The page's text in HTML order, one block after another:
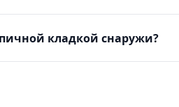
кладкой снаружи?